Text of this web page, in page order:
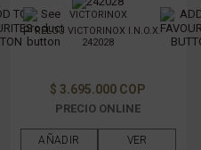
VICTORINOX
RELOJ VICTORINOX I.N.O.X.
242028
$ 3.695.000 COP
PRECIO ONLINE
AÑADIR VER